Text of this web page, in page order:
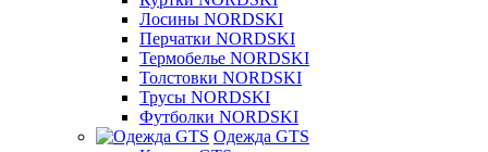
Лосины NORDSKI
Перчатки NORDSKI
Термобелье NORDSKI
Толстовки NORDSKI
Трусы NORDSKI
Футболки NORDSKI
Одежда GTS